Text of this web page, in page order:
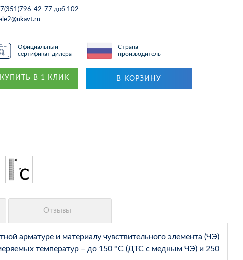
42-77 доб 102
Официальный
сертификат дилера
Страна
производитель
КУПИТЬ В 1 КЛИК В КОРЗИНУ
арматуре и материалу чувствительного элемента (ЧЭ)
температур – до 150 °С (ДТС с медным ЧЭ) и 250